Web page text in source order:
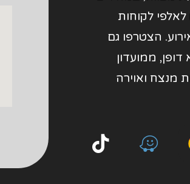
לאלפי לקוחות
הצטרפו גם
ממועדון
מנצח ואוירה